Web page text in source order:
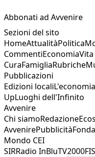
Abbonati ad Avvenire
Sezioni del sito
HomeAttualitàPolitica
CommentiEconomia
CuraFamigliaRubriche
Pubblicazioni
Edizioni locali
UpLuoghi dell'Infinito
Avvenire
Chi siamoRedazione
AvvenirePubblicità
Mondo CEI
SIRRadio InBluTV2000